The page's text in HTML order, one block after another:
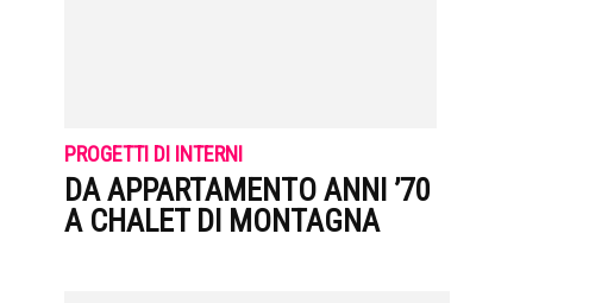
PROGETTI DI INTERNI
DA APPARTAMENTO ANNI ’70
A CHALET DI MONTAGNA